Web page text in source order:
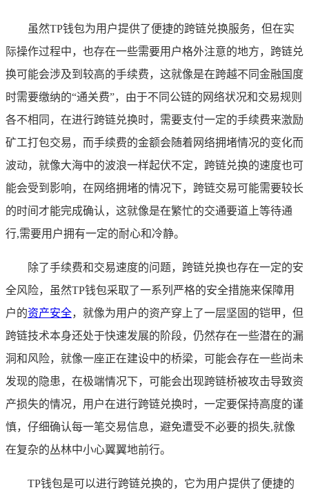
虽然TP钱包为用户提供了便捷的跨链兑换服务，但在实
际操作过程中，也存在一些需要用户格外注意的地方，跨链兑
换可能会涉及到较高的手续费，这就像是在跨越不同金融国度
时需要缴纳的“通关费”，由于不同公链的网络状况和交易规则
各不相同，在进行跨链兑换时，需要支付一定的手续费来激励
矿工打包交易，而手续费的金额会随着网络拥堵情况的变化而
波动，就像大海中的波浪一样起伏不定，跨链兑换的速度也可
能会受到影响，在网络拥堵的情况下，跨链交易可能需要较长
的时间才能完成确认，这就像是在繁忙的交通要道上等待通
行,需要用户拥有一定的耐心和冷静。
除了手续费和交易速度的问题，跨链兑换也存在一定的安
全风险，虽然TP钱包采取了一系列严格的安全措施来保障用
户的资产安全，就像为用户的资产穿上了一层坚固的铠甲，但
跨链技术本身还处于快速发展的阶段，仍然存在一些潜在的漏
洞和风险，就像一座正在建设中的桥梁，可能会存在一些尚未
发现的隐患，在极端情况下，可能会出现跨链桥被攻击导致资
产损失的情况，用户在进行跨链兑换时，一定要保持高度的谨
慎，仔细确认每一笔交易信息，避免遭受不必要的损失,就像
在复杂的丛林中小心翼翼地前行。
TP钱包是可以进行跨链兑换的，它为用户提供了便捷的